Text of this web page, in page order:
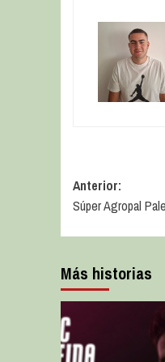
Anterior:
Súper Agropal
Más historias